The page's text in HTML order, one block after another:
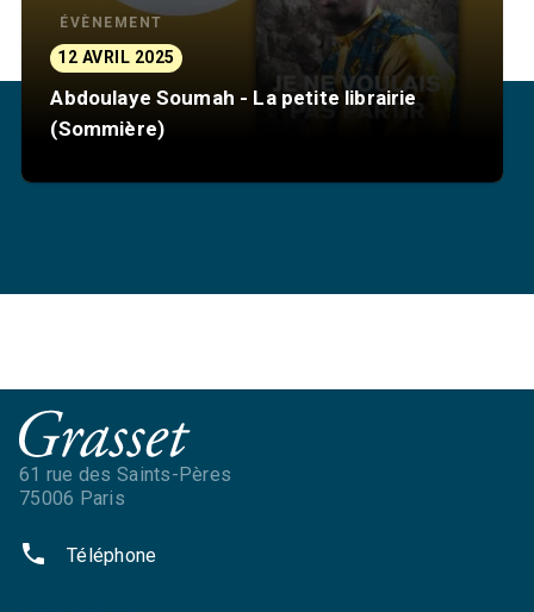
ÉVÈNEMENT
12 AVRIL 2025
Abdoulaye Soumah - La petite librairie
(Sommière)
61 rue des Saints-Pères
75006 Paris
phone Téléphone